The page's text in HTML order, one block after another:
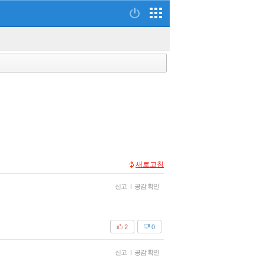
새로고침
신고 | 공감 확인
0
2
신고 | 공감 확인